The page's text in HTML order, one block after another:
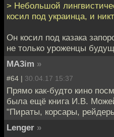
> Небольшой
косил под украинца, и
Он косил под казака
не только уроженцы
MA3im »
#64 | 30.04.17 15:37
Прямо как-будто кино
была ещё книга И.В.
"Пираты, корсары,
Lenger »